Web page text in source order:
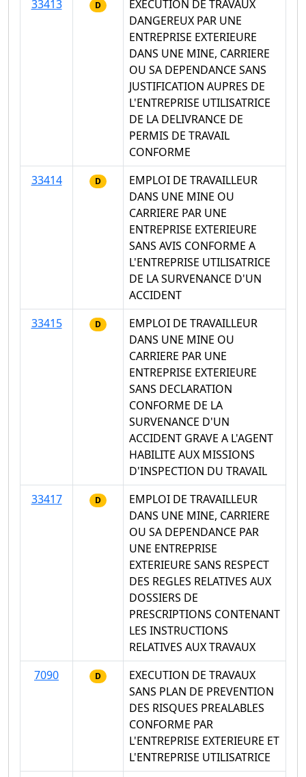
33413 D
EXECUTION DE TRAVAUX
DANGEREUX PAR UNE
ENTREPRISE EXTERIEURE
DANS UNE MINE, CARRIERE
OU SA DEPENDANCE SANS
JUSTIFICATION AUPRES DE
L'ENTREPRISE UTILISATRICE
DE LA DELIVRANCE DE
PERMIS DE TRAVAIL
CONFORME
33414
D
EMPLOI DE TRAVAILLEUR
DANS UNE MINE OU
CARRIERE PAR UNE
ENTREPRISE EXTERIEURE
SANS AVIS CONFORME A
L'ENTREPRISE UTILISATRICE
DE LA SURVENANCE D'UN
ACCIDENT
33415
D
EMPLOI DE TRAVAILLEUR
DANS UNE MINE OU
CARRIERE PAR UNE
ENTREPRISE EXTERIEURE
SANS DECLARATION
CONFORME DE LA
SURVENANCE D'UN
ACCIDENT GRAVE A L'AGENT
HABILITE AUX MISSIONS
D'INSPECTION DU TRAVAIL
33417
D
EMPLOI DE TRAVAILLEUR
DANS UNE MINE, CARRIERE
OU SA DEPENDANCE PAR
UNE ENTREPRISE
EXTERIEURE SANS RESPECT
DES REGLES RELATIVES AUX
DOSSIERS DE
PRESCRIPTIONS CONTENANT
LES INSTRUCTIONS
RELATIVES AUX TRAVAUX
7090
D
EXECUTION DE TRAVAUX
SANS PLAN DE PREVENTION
DES RISQUES PREALABLES
CONFORME PAR
L'ENTREPRISE EXTERIEURE ET
L'ENTREPRISE UTILISATRICE